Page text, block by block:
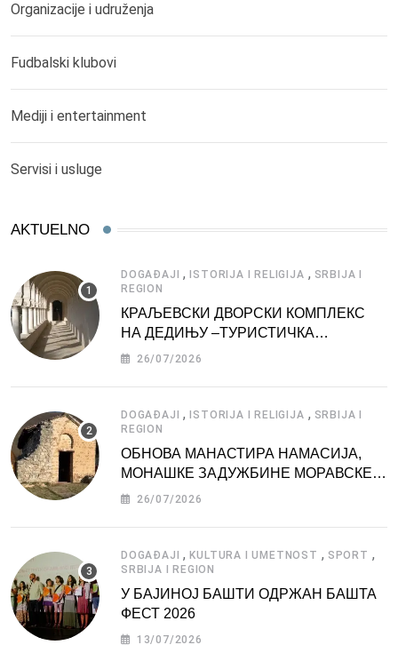
Organizacije i udruženja
Fudbalski klubovi
Mediji i entertainment
Servisi i usluge
AKTUELNO
DOGAĐAJI , ISTORIJA I RELIGIJA , SRBIJA I
REGION
КРАЉЕВСКИ ДВОРСКИ КОМПЛЕКС
НА ДЕДИЊУ –ТУРИСТИЧКА
АТРАКЦИЈА
26/07/2026
DOGAĐAJI , ISTORIJA I RELIGIJA , SRBIJA I
REGION
ОБНОВА МАНАСТИРА НАМАСИЈА,
МОНАШКЕ ЗАДУЖБИНЕ МОРАВСКЕ
СРБИЈЕ
26/07/2026
DOGAĐAJI ,KULTURA I UMETNOST , SPORT ,
SRBIJA I REGION
У БАЈИНОЈ БАШТИ ОДРЖАН БАШТА
ФЕСТ 2026
13/07/2026